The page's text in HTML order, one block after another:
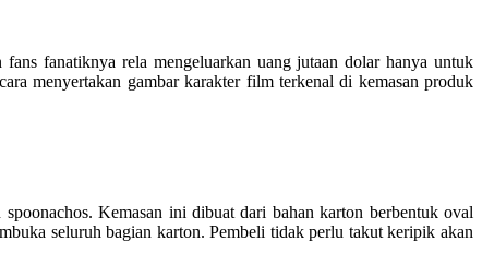
fanatiknya rela mengeluarkan uang jutaan dolar hanya untuk
menyertakan gambar karakter film terkenal di kemasan produk
Kemasan ini dibuat dari bahan karton berbentuk oval
seluruh bagian karton. Pembeli tidak perlu takut keripik akan